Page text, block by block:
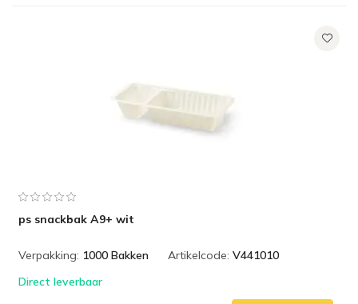
ps snackbak A9+ wit
Verpakking: 1000 Bakken Artikelcode: V441010
Direct leverbaar